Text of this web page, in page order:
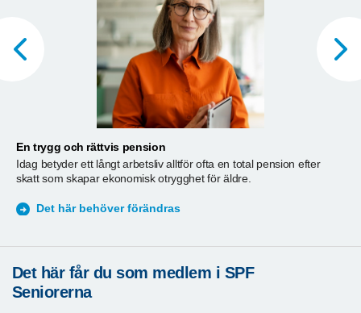
En trygg och rättvis pension
Idag betyder ett långt arbetsliv alltför ofta en total pension efter
skatt som skapar ekonomisk otrygghet för äldre.
Det här behöver förändras
Det här får du som medlem i SPF
Seniorerna